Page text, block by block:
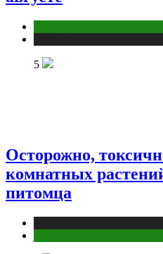
5
Осторожно,
комнатных
питомца